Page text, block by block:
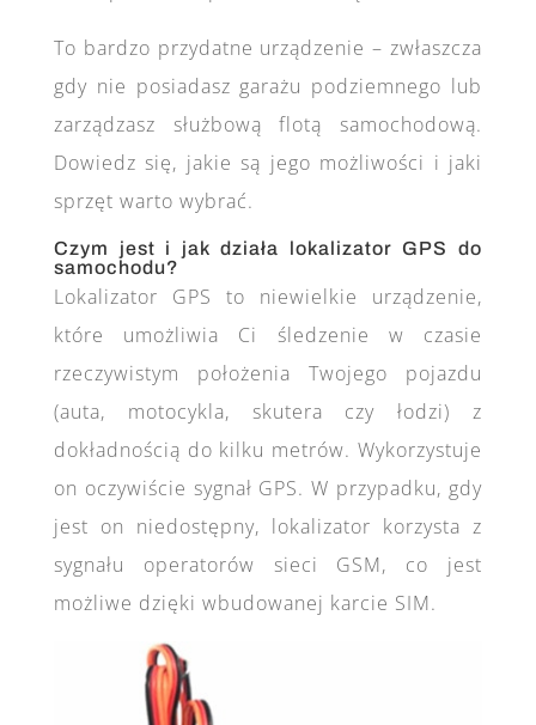
To bardzo przydatne urządzenie – zwłaszcza
gdy nie posiadasz garażu podziemnego lub
zarządzasz służbową flotą samochodową.
Dowiedz się, jakie są jego możliwości i jaki
sprzęt warto wybrać.
Czym jest i jak działa lokalizator GPS do
samochodu?
Lokalizator GPS to niewielkie urządzenie,
które umożliwia Ci śledzenie w czasie
rzeczywistym położenia Twojego pojazdu
(auta, motocykla, skutera czy łodzi) z
dokładnością do kilku metrów. Wykorzystuje
on oczywiście sygnał GPS. W przypadku, gdy
jest on niedostępny, lokalizator korzysta z
sygnału operatorów sieci GSM, co jest
możliwe dzięki wbudowanej karcie SIM.